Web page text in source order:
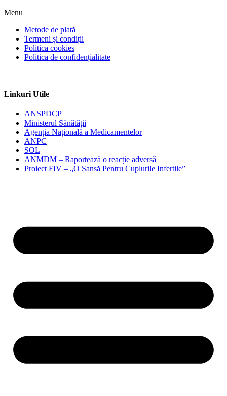
Menu
Metode de plată
Termeni și condiții
Politica cookies
Politica de confidențialitate
Linkuri Utile
ANSPDCP
Ministerul Sănătății
Agenția Națională a Medicamentelor
ANPC
SOL
ANMDM – Raportează o reacție adversă
Proiect FIV – „O Șansă Pentru Cuplurile Infertile”